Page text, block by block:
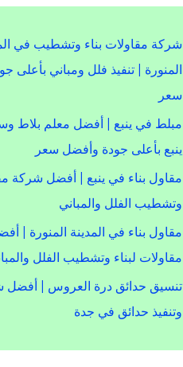
شركة مقاولات بناء وتشطيب في
المنورة | تنفيذ فلل ومباني بأعلى
سعر
مبلط في ينبع | أفضل معلم بلاط
ينبع بأعلى جودة وأفضل سعر
مقاول بناء في ينبع | أفضل شركة
وتشطيب الفلل والمباني
مقاول بناء في المدينة المنورة |
مقاولات لبناء وتشطيب الفلل
تنسيق حدائق درة العروس | أفضل
وتنفيذ حدائق في جدة